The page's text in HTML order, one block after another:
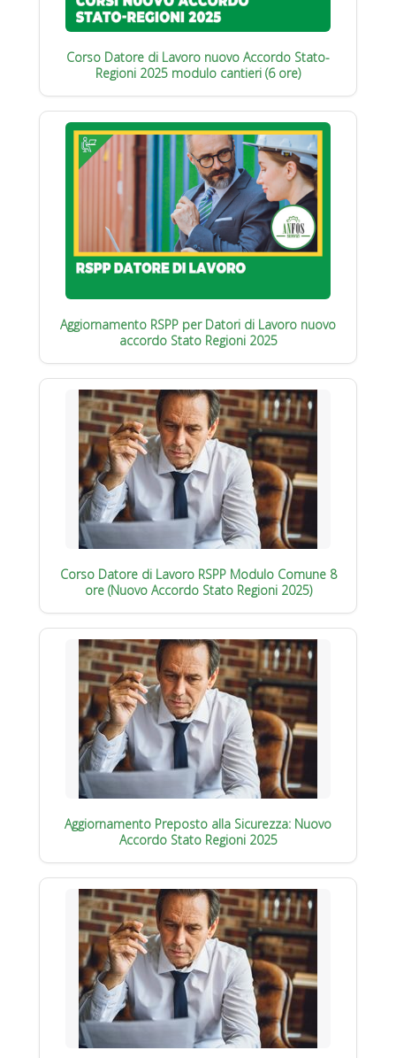
Corso Datore di Lavoro nuovo Accordo Stato-
Regioni 2025 modulo cantieri (6 ore)
Aggiornamento RSPP per Datori di Lavoro nuovo
accordo Stato Regioni 2025
Corso Datore di Lavoro RSPP Modulo Comune 8
ore (Nuovo Accordo Stato Regioni 2025)
Aggiornamento Preposto alla Sicurezza: Nuovo
Accordo Stato Regioni 2025